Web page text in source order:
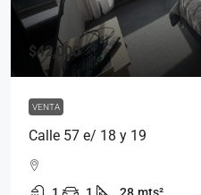
$42,000
VENTA
Calle 57 e/ 18 y 19